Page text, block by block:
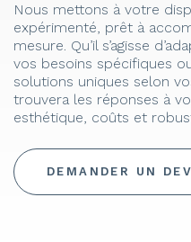
Nous mettons à votre
expérimenté, prêt à
mesure. Qu’il s’agisse
vos besoins spécifiques
solutions uniques selon
trouvera les réponses à
esthétique, coûts et
DEMANDER UN